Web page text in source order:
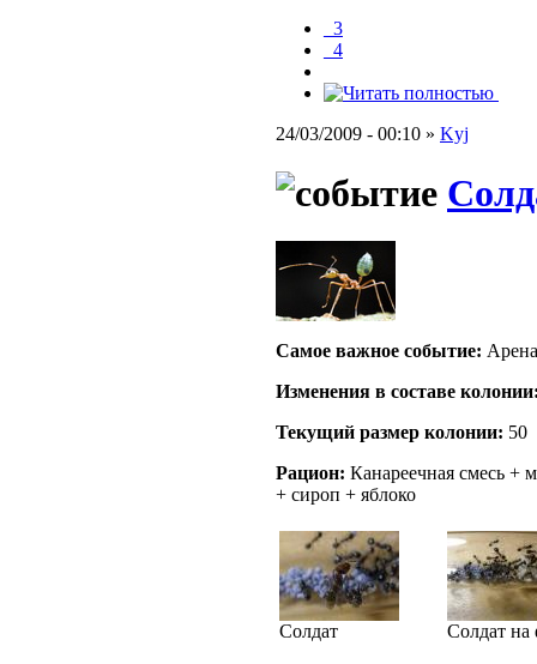
_3
_4
24/03/2009 - 00:10 » Kyj
Самое важное событие:
Изменения в составе
Текущий размер кoлонии: 50
Рацион: Канареечная смесь +
+ сироп + яблоко
Солдат Солдат на